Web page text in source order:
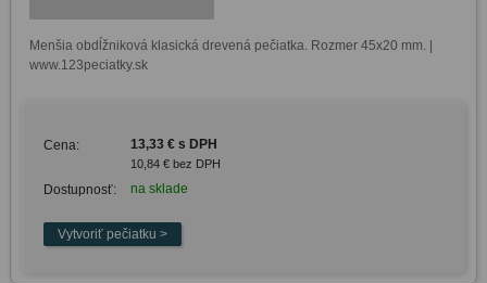
Menšia obdĺžniková klasická drevená pečiatka. Rozmer 45x20 mm. |
www.123peciatky.sk
Cena: 13,33 € s DPH
10,84 € bez DPH
Dostupnosť: na sklade